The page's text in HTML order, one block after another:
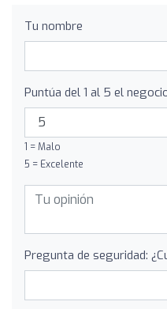
Tu nombre
Puntúa del 1 al 5 el
1 = Malo
5 = Excelente
Pregunta de seguridad: